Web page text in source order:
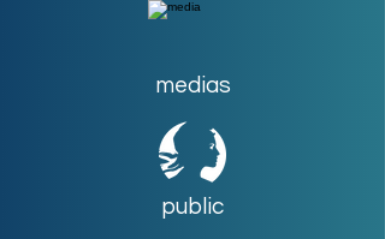
medias
public